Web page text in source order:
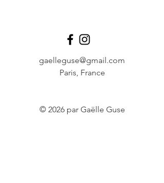
gaelleguse@gmail.com
Paris, France
© 2026 par Gaëlle Guse